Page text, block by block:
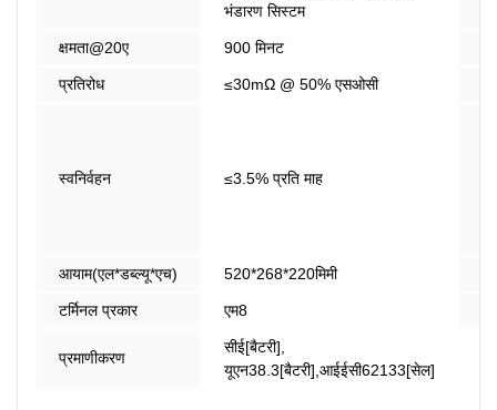
भंडारण सिस्टम
क्षमता@20ए 900 मिनट
प्रतिरोध ≤30mΩ @ 50% एसओसी
स्वनिर्वहन ≤3.5% प्रति माह
आयाम(एल*डब्ल्यू*एच) 520*268*220मिमी
टर्मिनल प्रकार एम8
प्रमाणीकरण
सीई[बैटरी],
यूएन38.3[बैटरी],आईईसी62133[सेल]